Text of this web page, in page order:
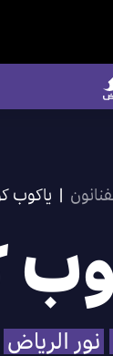
| ياكوب
نور الرياض